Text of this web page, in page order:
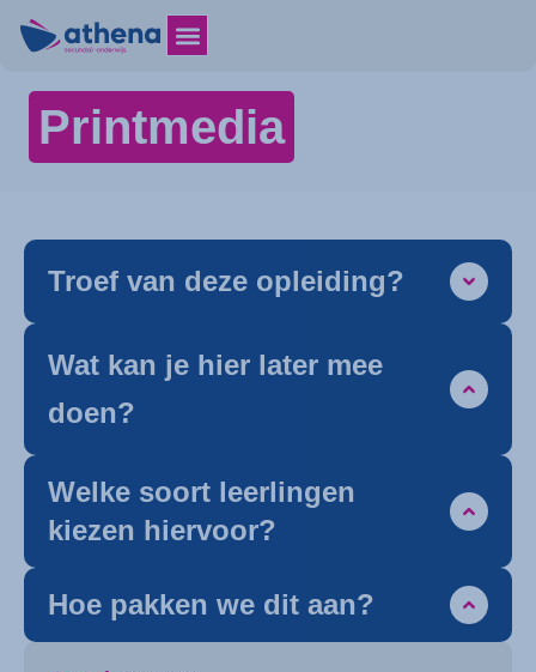
Printmedia
Troef van deze opleiding?
Wat kan je hier later mee
doen?
Welke soort leerlingen
kiezen hiervoor?
Hoe pakken we dit aan?